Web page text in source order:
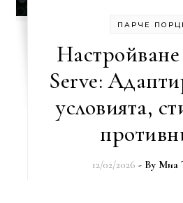
ПАРЧЕ
Serve:
условията,
12/02/2026 - By Миа